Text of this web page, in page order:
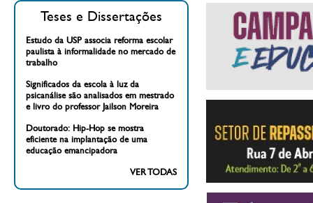
Teses e Dissertações
Estudo da USP associa reforma escolar
paulista à informalidade no mercado de
trabalho
Significados da escola à luz da
psicanálise são analisados em mestrado
e livro do professor Jailson Moreira
Doutorado: Hip-Hop se mostra
eficiente na implantação de uma
educação emancipadora
VER TODAS